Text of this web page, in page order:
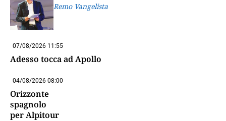
Remo Vangelista
07/08/2026 11:55
Adesso tocca ad Apollo
04/08/2026 08:00
Orizzonte
spagnolo
per Alpitour